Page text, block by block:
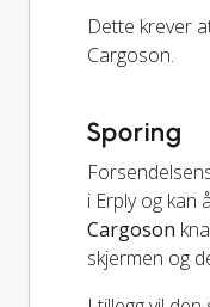
Dette krever
Cargoson.
Sporing
i Erply og kan
Cargoson
skjermen og